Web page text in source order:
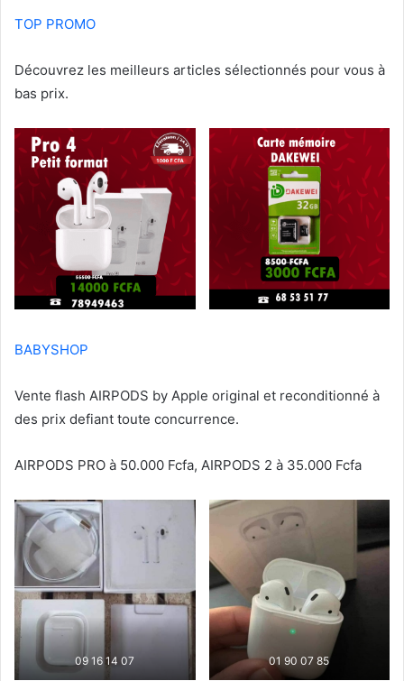
TOP PROMO
Découvrez les meilleurs articles sélectionnés pour vous à
bas prix.
BABYSHOP
Vente flash AIRPODS by Apple original et reconditionné à
des prix defiant toute concurrence.
AIRPODS PRO à 50.000 Fcfa, AIRPODS 2 à 35.000 Fcfa
09 16 14 07 01 90 07 85